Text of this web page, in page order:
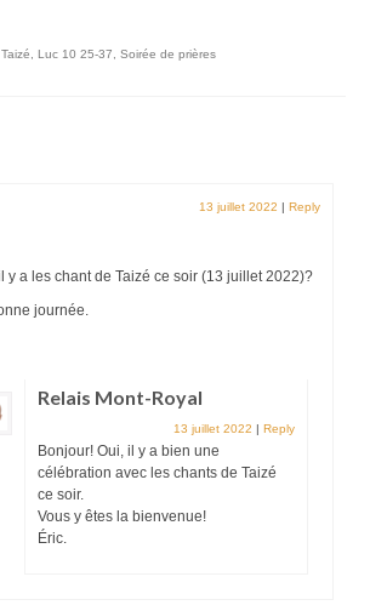
Luc 10 25-37 Soirée de prières
13 juillet 2022 | Reply
y a les chant de Taizé ce soir (13 juillet 2022)?
journée.
Relais Mont-Royal
13 juillet 2022 | Reply
Bonjour! Oui, il y a bien une
célébration avec les chants de Taizé
ce soir.
Vous y êtes la bienvenue!
Éric.